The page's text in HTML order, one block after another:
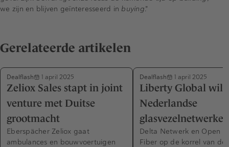
we zijn en blijven geïnteresseerd in buying."
Gerelateerde artikelen
Dealflash 1 april 2025
Zeliox Sales stapt in joint
venture met Duitse
grootmacht
Eberspächer Zeliox gaat
ambulances en bouwvoertuigen
Dealflash 1 april 2025
Liberty Global wil
Nederlandse
glasvezelnetwerken
Delta Netwerk en Open
Fiber op de korrel van de